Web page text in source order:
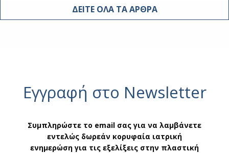
ΔΕΙΤΕ ΟΛΑ ΤΑ ΑΡΘΡΑ
Εγγραφή στο Newsletter
Συμπληρώστε το email σας για να λαμβάνετε
εντελώς δωρεάν κορυφαία ιατρική
ενημερώση για τις εξελίξεις στην πλαστική